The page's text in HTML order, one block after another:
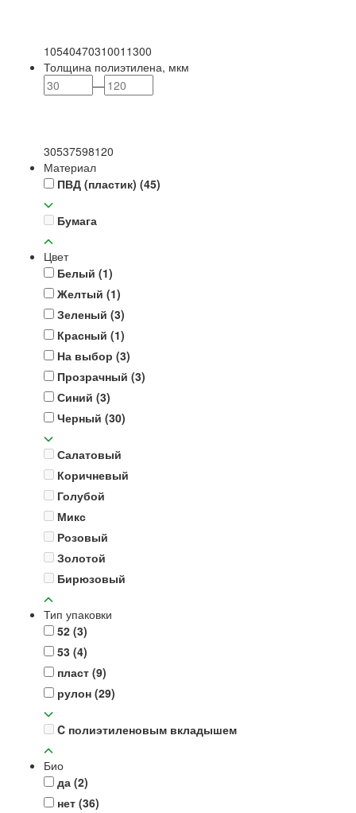
1054047031001 1300
Толщина полиэтилена, мкм
—
30537598120
Материал
ПВД (пластик) (45)
Бумага
Цвет
Белый (1)
Желтый (1)
Зеленый (3)
Красный (1)
На выбор (3)
Прозрачный (3)
Синий (3)
Черный (30)
Салатовый
Коричневый
Голубой
Микс
Розовый
Золотой
Бирюзовый
Тип упаковки
52 (3)
53 (4)
пласт (9)
рулон (29)
C полиэтиленовым вкладышем
Био
да (2)
нет (36)